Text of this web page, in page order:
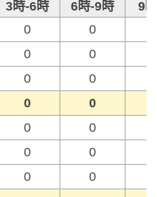
3時-6時 6時-9時
9
0
0
0
0
0
0
0
0
0
0
0
0
0
0